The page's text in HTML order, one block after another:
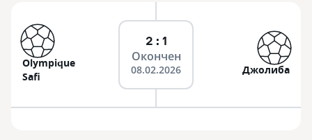
Olympique
Safi
2 : 1
Окончен
08.02.2026 Джолиба